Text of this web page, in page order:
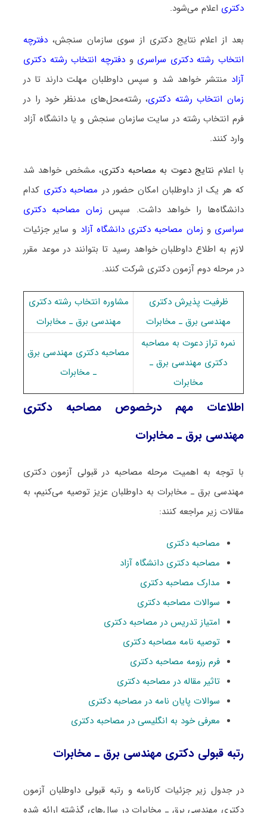
دکتری اعلام می‌شود.
بعد از اعلام نتایج دکتری از سوی سازمان سنجش،دفترچه
انتخاب رشته دکتری سراسری ودفترچه انتخاب رشته دکتری
آزاد منتشر خواهد شد و سپس داوطلبان مهلت دارند تا در
زمان انتخاب رشته دکتری، رشته‌محل‌های مدنظر خود را در
فرم انتخاب رشته در سایت سازمان سنجش و یا دانشگاه آزاد
وارد کنند.
با اعلام نتایج دعوت به مصاحبه دکتری، مشخص خواهد شد
که هر یک از داوطلبان امکان حضور در مصاحبه دکتری کدام
دانشگاه‌ها را خواهد داشت. سپس زمان مصاحبه دکتری
سراسری و زمان مصاحبه دکتری دانشگاه آزاد و سایر جزئیات
لازم به اطلاع داوطلبان خواهد رسید تا بتوانند در موعد مقرر
در مرحله دوم آزمون دکتری شرکت کنند.
ظرفیت پذیرش دکتری
مهندسی برق ـ ﻣﺨﺎﺑﺮات
مشاوره انتخاب رشته دکتری
مهندسی برق ـ ﻣﺨﺎﺑﺮات
نمره تراز دعوت به مصاحبه
دکتری مهندسی برق ـ
ﻣﺨﺎﺑﺮات
مصاحبه دکتری مهندسی برق
ـ ﻣﺨﺎﺑﺮات
اطلاعات مهم درخصوص مصاحبه دکتری
مهندسی برق ـ ﻣﺨﺎﺑﺮات
با توجه به اهمیت مرحله مصاحبه در قبولی آزمون دکتری
مهندسی برق ـ ﻣﺨﺎﺑﺮات به داوطلبان عزیز توصیه می‌کنیم، به
مقالات زیر مراجعه کنند:
مصاحبه دکتری
مصاحبه دکتری دانشگاه آزاد
مدارک مصاحبه دکتری
سوالات مصاحبه دکتری
امتیاز تدریس در مصاحبه دکتری
توصیه نامه مصاحبه دکتری
فرم رزومه مصاحبه دکتری
تاثیر مقاله در مصاحبه دکتری
سوالات پایان نامه در مصاحبه دکتری
معرفی خود به انگلیسی در مصاحبه دکتری
رتبه قبولی دکتری مهندسی برق ـ ﻣﺨﺎﺑﺮات
در جدول زیر جزئیات کارنامه و رتبه قبولی داوطلبان آزمون
دکتری مهندسی برق ـ ﻣﺨﺎﺑﺮات در سال‌های گذشته ارائه شده